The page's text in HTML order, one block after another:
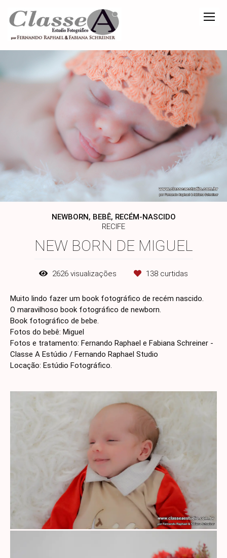
NEWBORN, BEBÊ, RECÉM-NASCIDO
RECIFE
NEW BORN DE MIGUEL
2626 visualizações 138 curtidas
Muito lindo fazer um book fotográfico de recém nascido.
O maravilhoso book fotográfico de newborn.
Book fotográfico de bebe.
Fotos do bebê: Miguel
Fotos e tratamento: Fernando Raphael e Fabiana Schreiner -
Classe A Estúdio / Fernando Raphael Studio
Locação: Estúdio Fotográfico.